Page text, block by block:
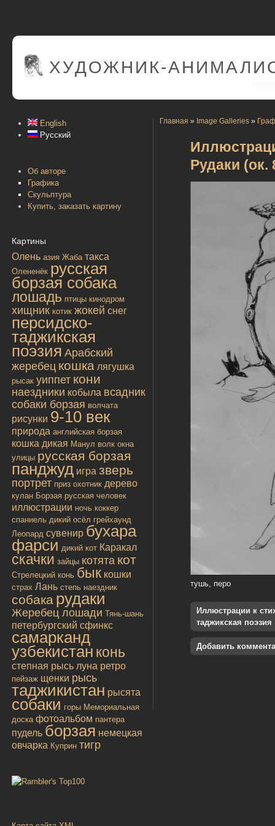
ХУДОЖНИК-
English
Русский
Об авторе
Графика
Скульптура
Купить, заказать картину
Картины
Олень азия Жаба такса
Олененёк русская
борзая собака
лошадь птицы кинодром
хищник котик жокей снег
персидско-
таджикская
поэзия Арабский
жеребец кошка лягушка
рысак уиппет кони
наездники кобыла всадник
собаки борзая волчата
рисунки 9-10 век
природа английская борзая
кошка дикая Манул волк окна
улицы русская борзая
панджуд игра зверь
портрет приз охотник дерево
кулан Борзая русская человек
иллюстрации ночь коккер
спаниель дикий осёл грейхаунд
Леопард сувенир бухара
фарси дикий кот Каракал
скачки зайцы котята кот
Стрелецкий конь бык кошки
страх Лань степь наездник
собака рудаки
Жеребец лошади Тянь-шань
петербургский сфинкс
самарканд
узбекистан конь
степная рысь луна ретро
пейзаж щенки рысь
таджикистан рысята
собаки горы Мемориальная
доска фотоальбом пантера
пудель борзая немецкая
овчарка Куприн тигр
Главная » Image Galleries »
Рудаки (ок.
тушь, перо
Иллюстрации к
таджикская поэзия
Добавить